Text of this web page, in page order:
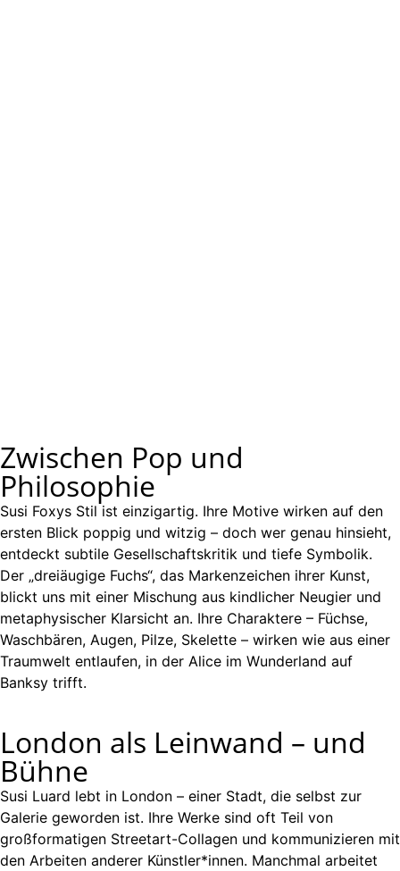
Zwischen Pop und
Philosophie
Susi Foxys Stil ist einzigartig. Ihre Motive wirken auf den
ersten Blick poppig und witzig – doch wer genau hinsieht,
entdeckt subtile Gesellschaftskritik und tiefe Symbolik.
Der „dreiäugige Fuchs“, das Markenzeichen ihrer Kunst,
blickt uns mit einer Mischung aus kindlicher Neugier und
metaphysischer Klarsicht an. Ihre Charaktere – Füchse,
Waschbären, Augen, Pilze, Skelette – wirken wie aus einer
Traumwelt entlaufen, in der Alice im Wunderland auf
Banksy trifft.
London als Leinwand – und
Bühne
Susi Luard lebt in London – einer Stadt, die selbst zur
Galerie geworden ist. Ihre Werke sind oft Teil von
großformatigen Streetart-Collagen und kommunizieren mit
den Arbeiten anderer Künstler*innen. Manchmal arbeitet